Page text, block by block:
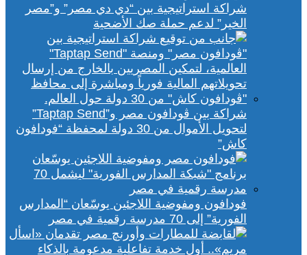
شراكة استراتيجية بين “دي دي مصر” و”مصر
الخير” لدعم حملة صك الأضحية
شراكة بين ڤودافون مصر و”Taptap Send”
لتحويل الأموال من 30 دولة لمحفظة “فودافون
كاش”
فودافون ومفوضية اللاجئين يوسّعان “المدارس
الفورية” إلى 70 مدرسة رقمية في مصر